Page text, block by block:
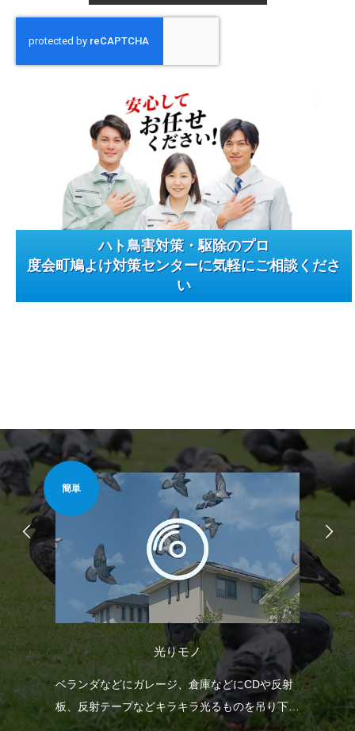
ハト鳥害対策・駆除のプロ
度会町鳩よけ対策センターに気軽にご相談くださ
い
簡単
光りモノ
ベランダなどにガレージ、倉庫などにCDや反射
板、反射テープなどキラキラ光るものを吊り下げ